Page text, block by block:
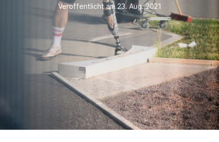
Veröffentlicht am 23. Aug. 2021